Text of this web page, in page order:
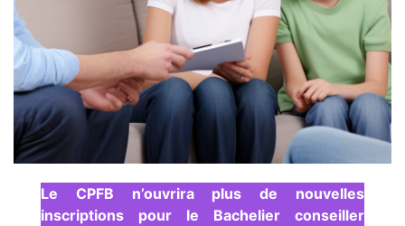
Le CPFB n’ouvrira plus de nouvelles
inscriptions pour le Bachelier conseiller